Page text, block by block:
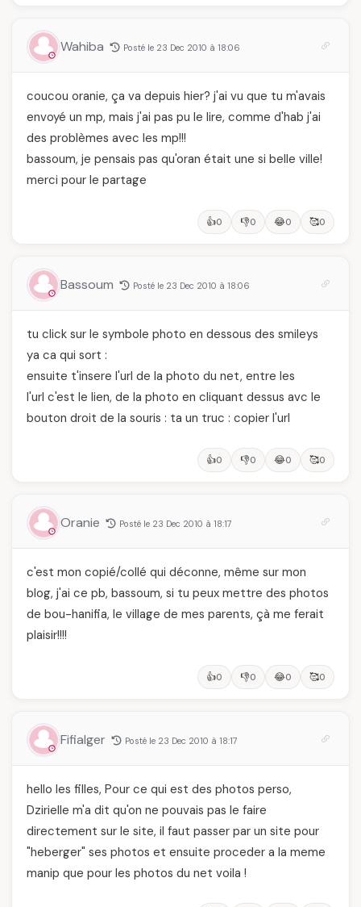
Wahiba Posté le 23 Dec 2010 à 18:06
coucou oranie, ça va depuis hier? j'ai vu que tu m'avais
envoyé un mp, mais j'ai pas pu le lire, comme d'hab j'ai
des problèmes avec les mp!!!
bassoum, je pensais pas qu'oran était une si belle ville!
merci pour le partage
👍0 👎0 😂0 🥰0
Bassoum Posté le 23 Dec 2010 à 18:06
tu click sur le symbole photo en dessous des smileys
ya ca qui sort :
ensuite t'insere l'url de la photo du net, entre les
l'url c'est le lien, de la photo en cliquant dessus avc le
bouton droit de la souris : ta un truc : copier l'url
👍0 👎0 😂0 🥰0
Oranie Posté le 23 Dec 2010 à 18:17
c'est mon copié/collé qui déconne, même sur mon
blog, j'ai ce pb, bassoum, si tu peux mettre des photos
de bou-hanifia, le village de mes parents, çà me ferait
plaisir!!!!
👍0 👎0 😂0 🥰0
Fifialger Posté le 23 Dec 2010 à 18:17
hello les filles, Pour ce qui est des photos perso,
Dzirielle m'a dit qu'on ne pouvais pas le faire
directement sur le site, il faut passer par un site pour
"heberger" ses photos et ensuite proceder a la meme
manip que pour les photos du net voila !